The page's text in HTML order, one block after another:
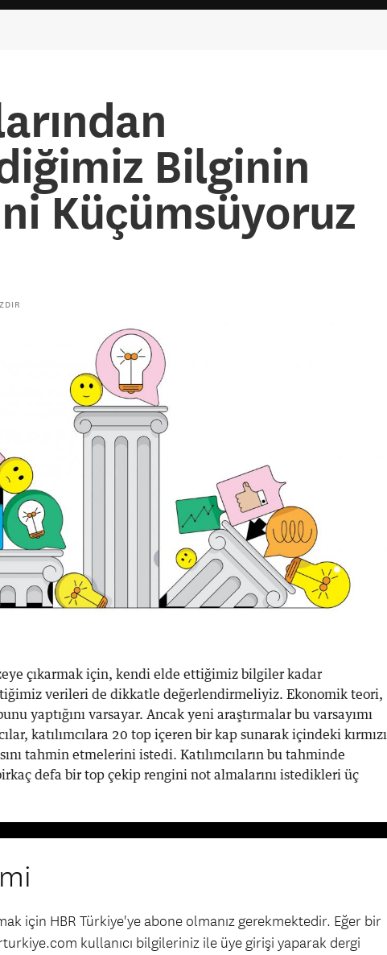
Bilginin
Küçümsüyoruz
çıkarmak için, kendi elde ettiğimiz bilgiler kadar
verileri de dikkatle değerlendirmeliyiz. Ekonomik teori,
yaptığını varsayar. Ancak yeni araştırmalar bu varsayımı
katılımcılara 20 top içeren bir kap sunarak içindeki kırmızı
tahmin etmelerini istedi. Katılımcıların bu tahminde
defa bir top çekip rengini not almalarını istedikleri üç
için HBR Türkiye'ye abone olmanız gerekmektedir. Eğer bir
kullanıcı bilgileriniz ile üye girişi yaparak dergi